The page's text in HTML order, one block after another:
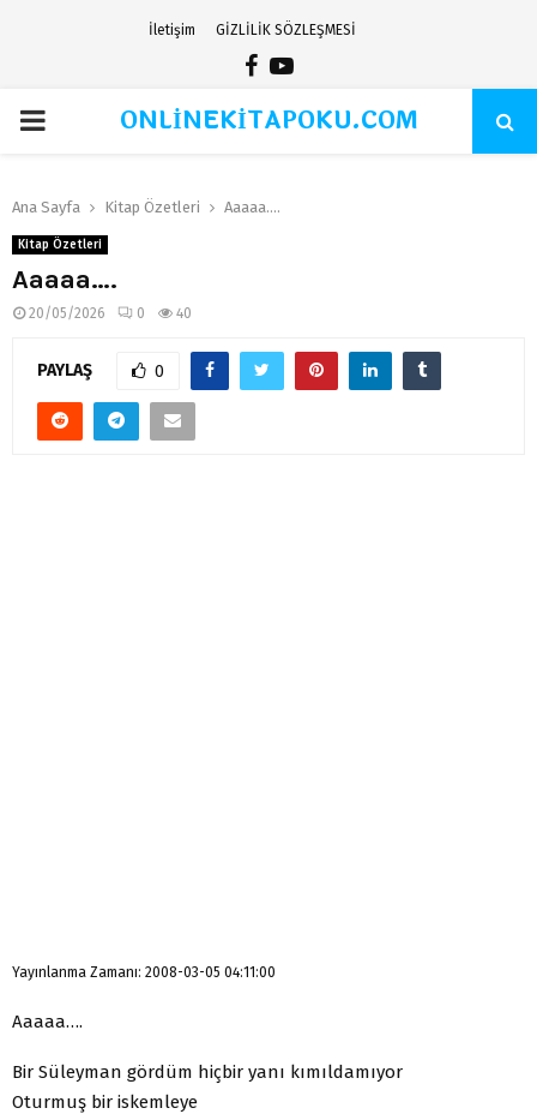
İletişim GİZLİLİK SÖZLEŞMESİ
Facebook
Youtube
PRIMARYONLİNEKİTAPOKU.COM
Ana Sayfa Kitap Özetleri Aaaaa….
Kitap Özetleri
Aaaaa….
20/05/2026 0 40
PAYLAŞ 0
Yayınlanma Zamanı: 2008-03-05 04:11:00
Aaaaa….
Bir Süleyman gördüm hiçbir yanı kımıldamıyor
Oturmuş bir iskemleye